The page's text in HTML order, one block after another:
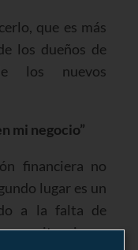
que es más
los dueños de
los nuevos
mi negocio”
financiera no
lugar es un
a la falta de
en situaciones